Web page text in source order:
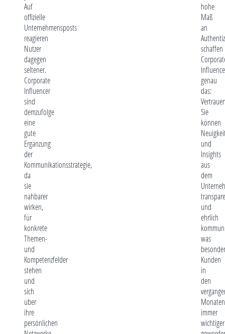
Auf
offizielle
Unternehmensposts
reagieren
Nutzer
dagegen
seltener.
Corporate
Influencer
sind
demzufolge
eine
gute
Ergänzung
der
Kommunikationsstrategie,
da
sie
nahbarer
wirken,
für
konkrete
Themen-
und
Kompetenzfelder
stehen
und
sich
über
ihre
persönlichen
hohe
Maß
an
schaffen
genau
das:
Sie
können
und
Insights
aus
dem
und
ehrlich
was
Kunden
in
den
Monaten
immer
wichtiger